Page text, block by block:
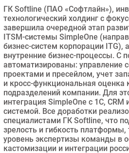
РАЗДЕЛЫ
Новости
Аналитика
Интервью
Мероприятия
Проекты
IT класс
Тестовый стенд
Каталог компаний
ГК Softline (ПАО «Софтлайн»),
технологический холдинг с
завершила очередной этап
ITSM-системы SimpleOne
бизнес-систем корпорации ITG),
внутренние бизнес-процессы.
автоматизированы: управление
проектами и пресейлом, учет
и кросс-функциональная оценка
подразделений компании. Для
интеграция SimpleOne с 1С, CRM
системой. Все доработки
специалистами ГК Softline, что
зрелость и гибкость платформы,
уровень экспертизы команды в
кастомизации и интеграции